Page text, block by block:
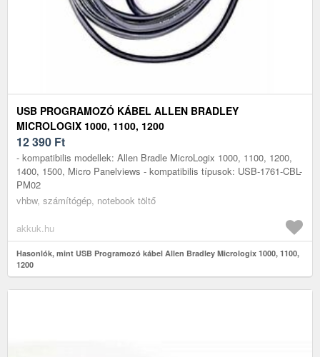
USB PROGRAMOZÓ KÁBEL ALLEN BRADLEY
MICROLOGIX 1000, 1100, 1200
12 390 Ft
- kompatibilis modellek: Allen Bradle MicroLogix 1000, 1100, 1200,
1400, 1500, Micro Panelviews - kompatibilis típusok: USB-1761-CBL-
PM02
vhbw, számítógép, notebook töltő
akkuk.hu
Hasonlók, mint USB Programozó kábel Allen Bradley Micrologix 1000, 1100,
1200